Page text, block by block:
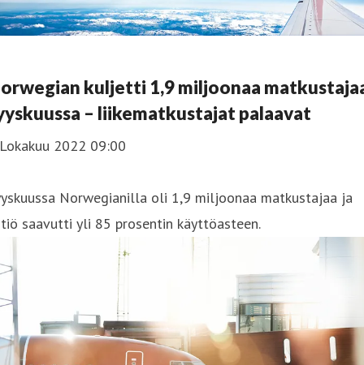
kuljetti 1,9 miljoonaa
– liikematkustajat palaavat
2022 09:00
Norwegianilla oli 1,9 miljoonaa matkustajaa ja
saavutti yli 85 prosentin käyttöasteen.